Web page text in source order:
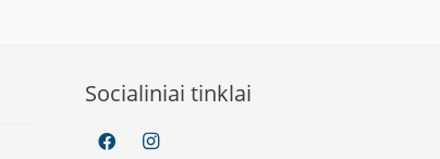
Socialiniai tinklai